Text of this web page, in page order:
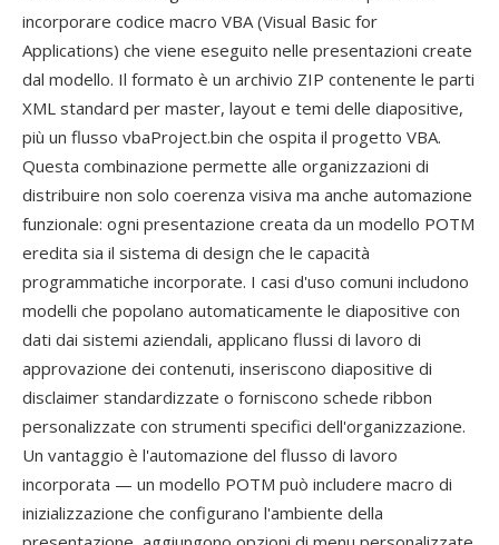
incorporare codice macro VBA (Visual Basic for
Applications) che viene eseguito nelle presentazioni create
dal modello. Il formato è un archivio ZIP contenente le parti
XML standard per master, layout e temi delle diapositive,
più un flusso vbaProject.bin che ospita il progetto VBA.
Questa combinazione permette alle organizzazioni di
distribuire non solo coerenza visiva ma anche automazione
funzionale: ogni presentazione creata da un modello POTM
eredita sia il sistema di design che le capacità
programmatiche incorporate. I casi d'uso comuni includono
modelli che popolano automaticamente le diapositive con
dati dai sistemi aziendali, applicano flussi di lavoro di
approvazione dei contenuti, inseriscono diapositive di
disclaimer standardizzate o forniscono schede ribbon
personalizzate con strumenti specifici dell'organizzazione.
Un vantaggio è l'automazione del flusso di lavoro
incorporata — un modello POTM può includere macro di
inizializzazione che configurano l'ambiente della